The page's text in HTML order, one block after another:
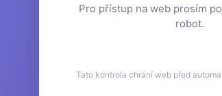
Pro přístup na web prosím
robot.
Tato kontrola chrání web před